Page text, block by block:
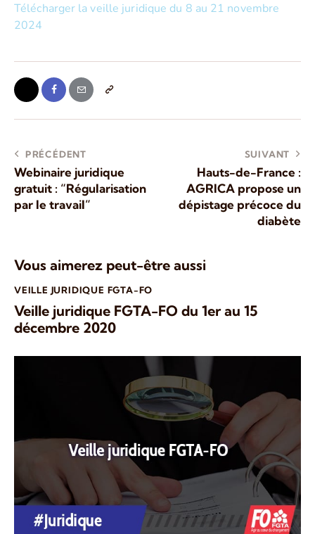
Télécharger la veille juridique du 8 au 21 novembre
2024
PRÉCÉDENT
Webinaire juridique
gratuit : “Régularisation
par le travail”
SUIVANT
Hauts-de-France :
AGRICA propose un
dépistage précoce du
diabète
Vous aimerez peut-être aussi
VEILLE JURIDIQUE FGTA-FO
Veille juridique FGTA-FO du 1er au 15
décembre 2020